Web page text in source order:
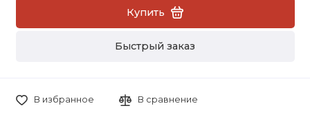
Купить
Быстрый заказ
В избранное В сравнение